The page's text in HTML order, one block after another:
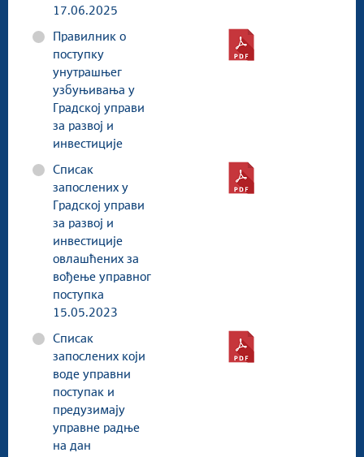
17.06.2025
Правилник о
поступку
унутрашњег
узбуњивања у
Градској управи
за развој и
инвестиције
Списак
запослених у
Градској управи
за развој и
инвестиције
овлашћених за
вођење управног
поступка
15.05.2023
Списак
запослених који
воде управни
поступак и
предузимају
управне радње
на дан